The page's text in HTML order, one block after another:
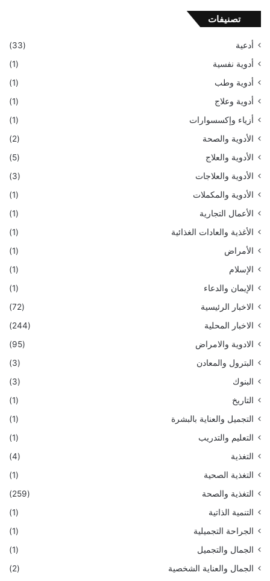
تصنيفات
أدعية
(33)
أدوية نفسية
(1)
أدوية وطب
(1)
أدوية وعلاج
(1)
أزياء وإكسسوارات
(1)
الأدوية والصحة
(2)
الأدوية والعلاج
(5)
الأدوية والعلاجات
(3)
الأدوية والمكملات
(1)
الأعمال التجارية
(1)
الأغذية والعادات الغذائية
(1)
الأمراض
(1)
الإسلام
(1)
الإيمان والدعاء
(1)
الاخبار الرئيسية
(72)
الاخبار المحلية
(244)
الادوية والامراض
(95)
البترول والمعادن
(3)
البنوك
(3)
التاريخ
(1)
التجميل والعناية بالبشرة
(1)
التعليم والتدريب
(1)
التغذية
(4)
التغذية الصحية
(1)
التغذية والصحة
(259)
التنمية الذاتية
(1)
الجراحة التجميلية
(1)
الجمال والتجميل
(1)
الجمال والعناية الشخصية
(2)